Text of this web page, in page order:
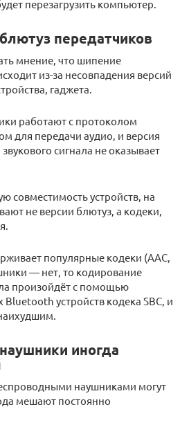
перезагрузить компьютер.
передатчиков
мнение, что шипение
из-за несовпадения версий
гаджета.
работают с протоколом
для передачи аудио, и версия
сигнала не оказывает
совместимость устройств, на
не версии блютуз, а кодеки,
популярные кодеки (ААС,
— нет, то кодирование
произойдёт с помощью
Bluetooth устройств кодека SBC, и
иногда
наушниками могут
мешают постоянно